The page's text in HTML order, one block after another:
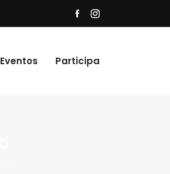
Eventos Participa